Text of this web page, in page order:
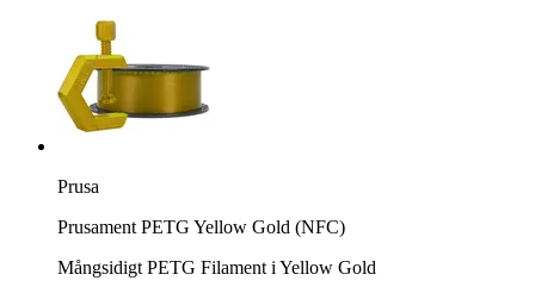
Prusa
Prusament PETG Yellow Gold (NFC)
Mångsidigt PETG Filament i Yellow Gold